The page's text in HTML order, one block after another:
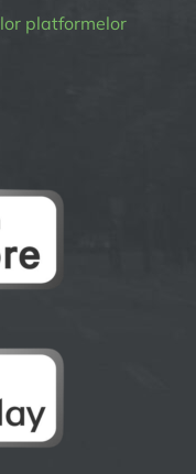
platformelor